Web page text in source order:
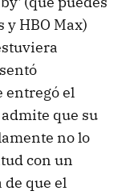
y HBO Max)
entregó el
que su
no lo
con un
de que el